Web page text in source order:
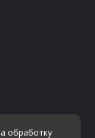
обработку